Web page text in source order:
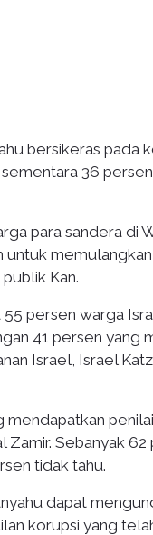
bersikeras
36
para sandera di
Kan.
persen warga
41 persen yang
Israel, Israel
Zamir. Sebanyak
tidak tahu.
dapat
korupsi yang